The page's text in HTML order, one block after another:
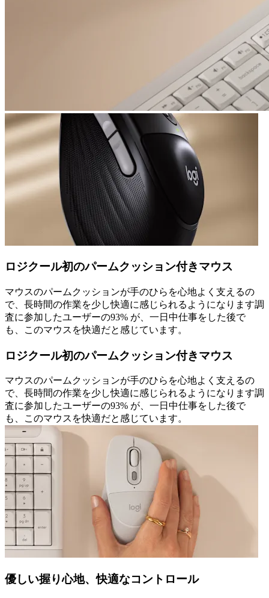
ロジクール初のパームクッション付きマウス
マウスのパームクッションが手のひらを心地よく支えるの
で、長時間の作業を少し快適に感じられるようになります調
査に参加したユーザーの93% が、一日中仕事をした後で
も、このマウスを快適だと感じています。
ロジクール初のパームクッション付きマウス
マウスのパームクッションが手のひらを心地よく支えるの
で、長時間の作業を少し快適に感じられるようになります調
査に参加したユーザーの93% が、一日中仕事をした後で
も、このマウスを快適だと感じています。
優しい握り心地、快適なコントロール